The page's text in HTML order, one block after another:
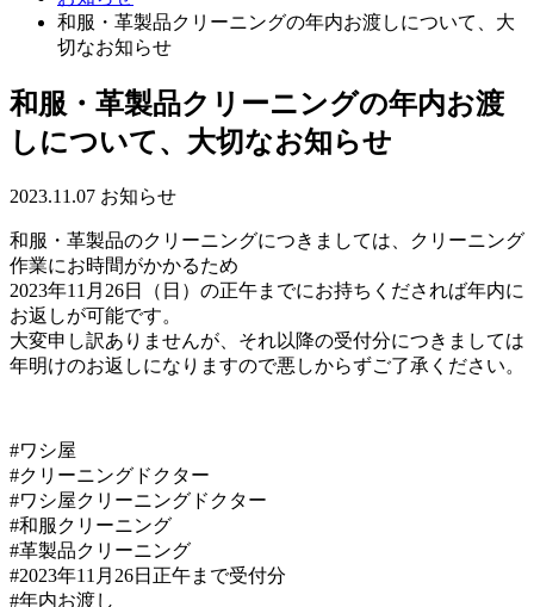
和服・革製品クリーニングの年内お渡しについて、大
切なお知らせ
和服・革製品クリーニングの年内お渡
しについて、大切なお知らせ
2023.11.07 お知らせ
和服・革製品のクリーニングにつきましては、クリーニング
作業にお時間がかかるため
2023年11月26日（日）の正午までにお持ちくだされば年内に
お返しが可能です。
大変申し訳ありませんが、それ以降の受付分につきましては
年明けのお返しになりますので悪しからずご了承ください。
#ワシ屋
#クリーニングドクター
#ワシ屋クリーニングドクター
#和服クリーニング
#革製品クリーニング
#2023年11月26日正午まで受付分
#年内お渡し